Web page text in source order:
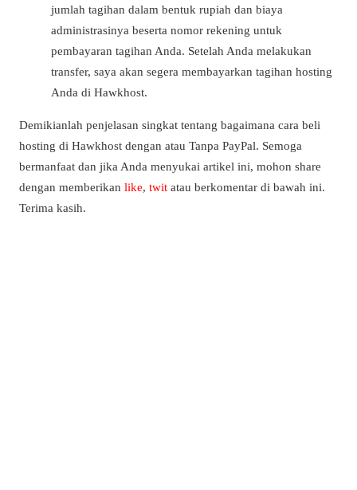
jumlah tagihan dalam bentuk rupiah dan biaya
administrasinya beserta nomor rekening untuk
pembayaran tagihan Anda. Setelah Anda melakukan
transfer, saya akan segera membayarkan tagihan hosting
Anda di Hawkhost.
Demikianlah penjelasan singkat tentang bagaimana cara beli
hosting di Hawkhost dengan atau Tanpa PayPal. Semoga
bermanfaat dan jika Anda menyukai artikel ini, mohon share
dengan memberikan like, twit atau berkomentar di bawah ini.
Terima kasih.